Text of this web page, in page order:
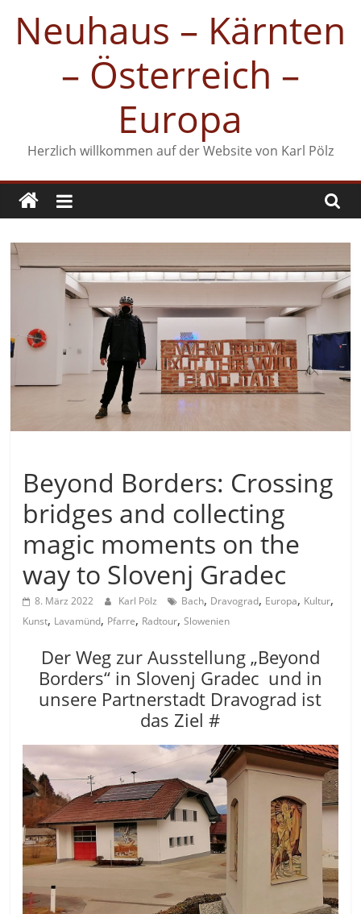
Inhalt
springen
Neuhaus – Kärnten
– Österreich –
Europa
Herzlich willkommen auf der Website von Karl Pölz
Beyond Borders: Crossing
bridges and collecting
magic moments on the
way to Slovenj Gradec
8. März 2022 Karl Pölz Bach, Dravograd, Europa, Kultur,
Kunst, Lavamünd, Pfarre, Radtour,Slowenien
Der Weg zur Ausstellung „Beyond
Borders“ in Slovenj Gradec und in
unsere Partnerstadt Dravograd ist
das Ziel #